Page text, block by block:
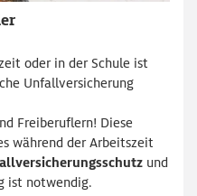
oder in der Schule ist
Unfallversicherung
Freiberuflern! Diese
während der Arbeitszeit
und
ist notwendig.